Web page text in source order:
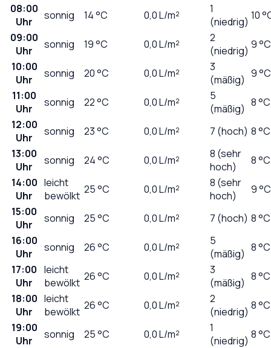
08:00
Uhr
sonnig 14°C 0,0L/m²
1
(niedrig) 10
09:00
Uhr
sonnig 19°C 0,0L/m²
2
(niedrig) 9 °C
10:00
Uhr
sonnig 20°C 0,0L/m²
3
(mäßig) 9 °C
11:00
Uhr
sonnig 22°C 0,0L/m²
5
(mäßig) 8 °C
12:00
Uhr
sonnig 23°C 0,0L/m² 7 (hoch) 8 °C
13:00
Uhr
sonnig 24°C 0,0L/m²
8 (sehr
hoch)
8 °C
14:00
Uhr
leicht
bewölkt 25°C 0,0L/m²
8 (sehr
hoch)
9 °C
15:00
Uhr
sonnig 25°C 0,0L/m² 7 (hoch) 8 °C
16:00
Uhr
sonnig 26°C 0,0L/m²
5
(mäßig) 8 °C
17:00
Uhr
leicht
bewölkt 26°C 0,0L/m²
3
(mäßig) 8 °C
18:00
Uhr
leicht
bewölkt 26°C 0,0L/m²
2
(niedrig) 8 °C
19:00
Uhr
sonnig 25°C 0,0L/m²
1
(niedrig) 8 °C